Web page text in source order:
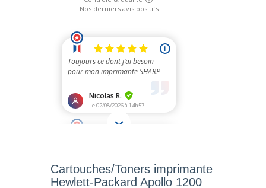
Cartouches/Toners imprimante
Hewlett-Packard Apollo 1200